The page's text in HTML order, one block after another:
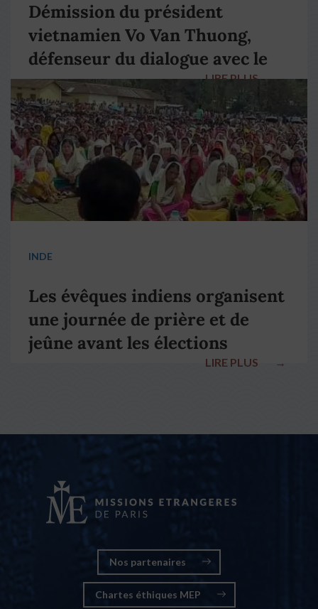
Démission du président
vietnamien Vo Van Thuong,
défenseur du dialogue avec le
pape François
LIRE PLUS →
INDE
Les évêques indiens organisent
une journée de prière et de
jeûne avant les élections
LIRE PLUS →
Nos partenaires
Chartes éthiques MEP